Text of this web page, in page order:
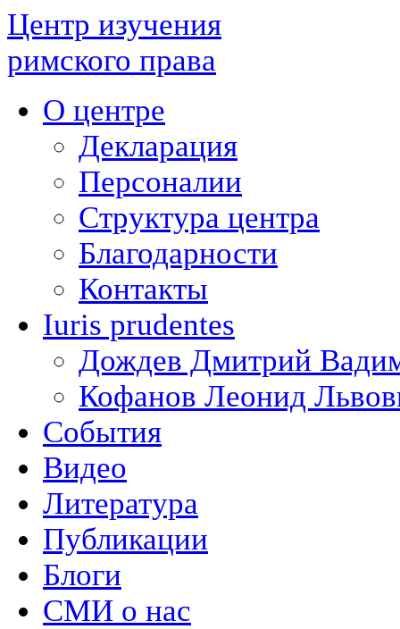
Центр изучения
римского права
О центре
Декларация
Персоналии
Структура центра
Благодарности
Контакты
Iuris prudentes
Дождев Дмитрий
Кофанов Леонид
События
Видео
Литература
Публикации
Блоги
СМИ о нас